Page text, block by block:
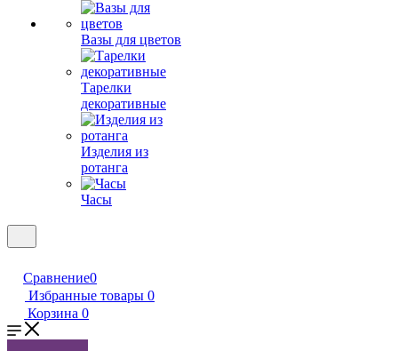
Вазы для цветов
Тарелки
декоративные
Изделия из
ротанга
Часы
Сравнение0
Избранные товары 0
Корзина 0